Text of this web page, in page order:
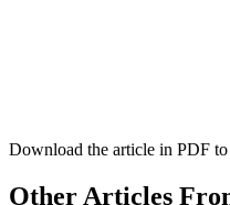
Download the article in PDF to
Other Articles